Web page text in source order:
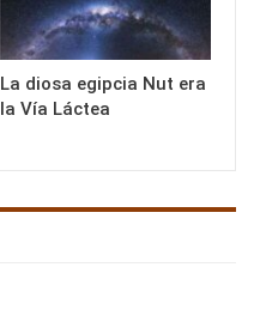
La diosa egipcia Nut era
la Vía Láctea